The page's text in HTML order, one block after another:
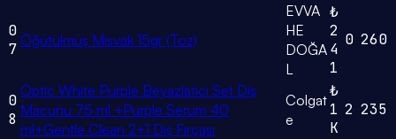
0
7 Öğütülmüş Misvak 15gr (Toz)
EVVA
HE
DOĞA
L
₺
2
4
1
0 260
0
8
Optic White Purple Beyazlatıcı Set Diş
Macunu 75 ml +Purple Serum 40
ml+Gentle Clean 2+1 Diş Fırçası
Colgat
e
₺
1
K
2 235